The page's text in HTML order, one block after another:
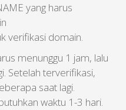
yang harus
verifikasi domain.
menunggu 1 jam, lalu
Setelah terverifikasi,
saat lagi.
waktu 1-3 hari.